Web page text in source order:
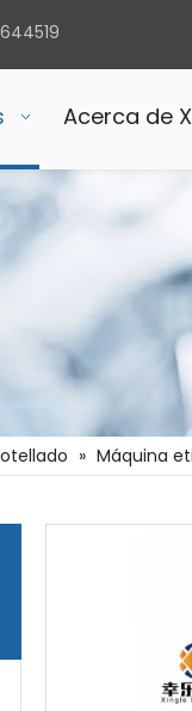
Acerca de
» Máquina